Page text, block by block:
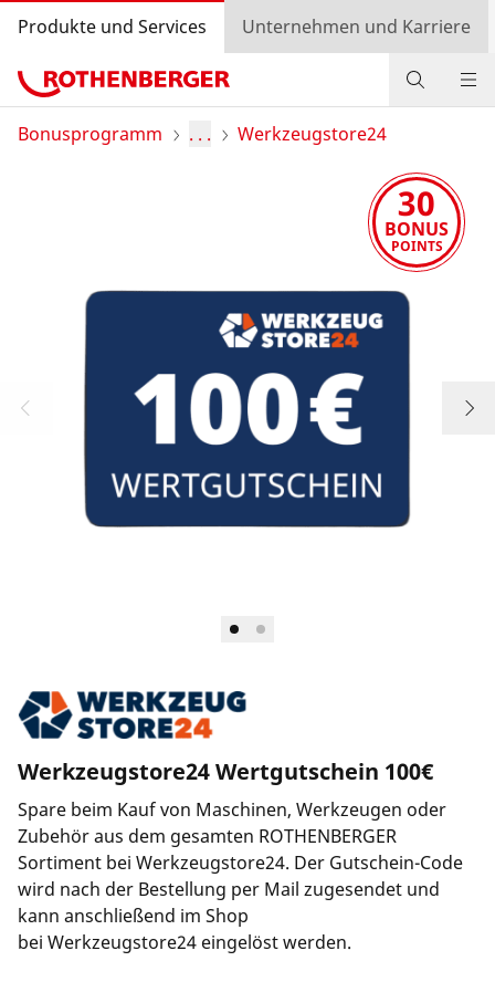
Produkte und Services Unternehmen und Karriere
Produkte
Bonusprogramm
Händlersuche
Einkaufswagen
Länderauswahl
Bonusprogramm . . . Werkzeugstore24
30
BONUS
POINTS
Werkzeugstore24 Wertgutschein 100€
Spare beim Kauf von Maschinen, Werkzeugen oder
Zubehör aus dem gesamten ROTHENBERGER
Sortiment bei Werkzeugstore24. Der Gutschein-Code
wird nach der Bestellung per Mail zugesendet und
kann anschließend im Shop
bei Werkzeugstore24 eingelöst werden.